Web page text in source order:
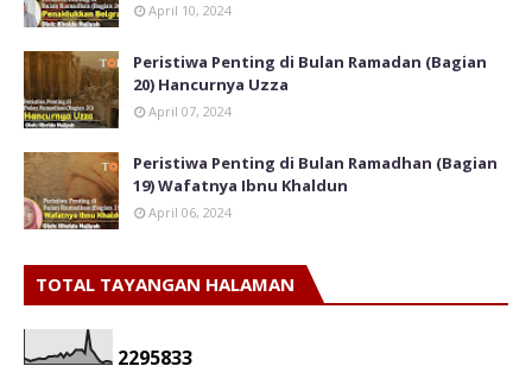
April 10, 2024
Peristiwa Penting di Bulan Ramadan (Bagian
20) Hancurnya Uzza
April 07, 2024
Peristiwa Penting di Bulan Ramadhan (Bagian
19) Wafatnya Ibnu Khaldun
April 06, 2024
TOTAL TAYANGAN HALAMAN
2295833